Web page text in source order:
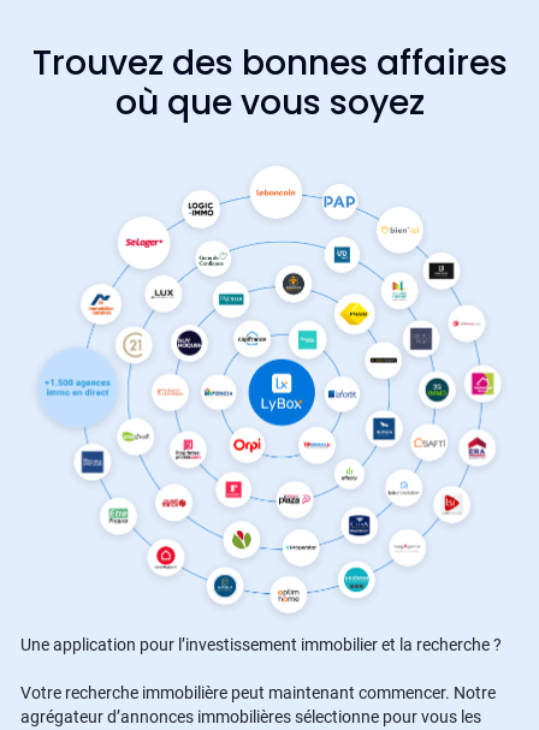
Trouvez des bonnes affaires
où que vous soyez
Une application pour l’investissement immobilier et la recherche ?
Votre recherche immobilière peut maintenant commencer. Notre
agrégateur d’annonces immobilières sélectionne pour vous les